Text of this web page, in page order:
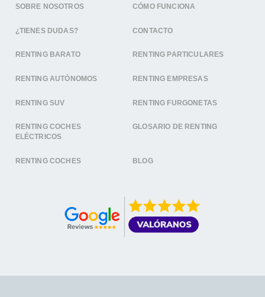
SOBRE NOSOTROS CÓMO FUNCIONA
¿TIENES DUDAS? CONTACTO
RENTING BARATO RENTING PARTICULARES
RENTING AUTÓNOMOS RENTING EMPRESAS
RENTING SUV RENTING FURGONETAS
RENTING COCHES
ELÉCTRICOS
GLOSARIO DE RENTING
RENTING COCHES BLOG